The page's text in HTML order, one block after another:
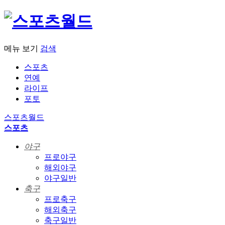
메뉴 보기 검색
스포츠
연예
라이프
포토
스포츠월드
스포츠
야구
프로야구
해외야구
야구일반
축구
프로축구
해외축구
축구일반